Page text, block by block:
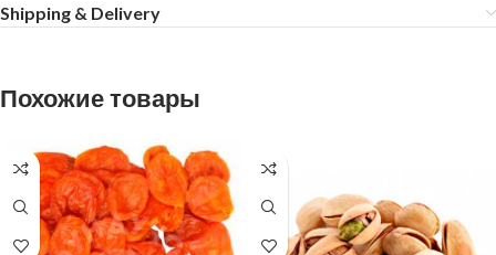
Shipping & Delivery
Похожие товары